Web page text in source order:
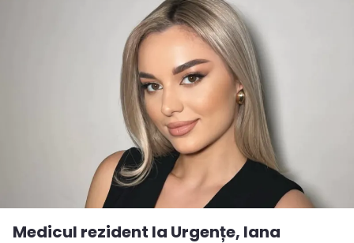
Medicul rezident la Urgențe, Iana